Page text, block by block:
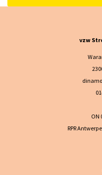
vzw
ON
RPR